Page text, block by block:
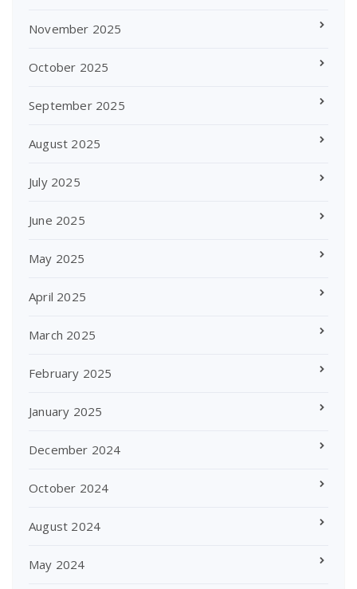
November 2025
October 2025
September 2025
August 2025
July 2025
June 2025
May 2025
April 2025
March 2025
February 2025
January 2025
December 2024
October 2024
August 2024
May 2024